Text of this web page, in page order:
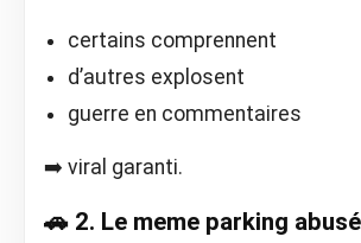
certains comprennent
d’autres explosent
guerre en commentaires
➡️ viral garanti.
🚗 2. Le meme parking abusé